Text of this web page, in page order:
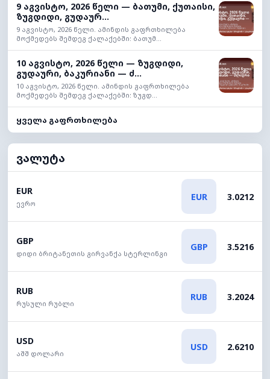
9 აგვისტო, 2026 წელი — ბათუმი, ქუთაისი,
ზუგდიდი, გუდაურ...
9 აგვისტო, 2026 წელი. ამინდის გაფრთხილება
მოქმედებს შემდეგ ქალაქებში: ბათუმ...
10 აგვისტო, 2026 წელი — ზუგდიდი,
გუდაური, ბაკურიანი — ძ...
10 აგვისტო, 2026 წელი. ამინდის გაფრთხილება
მოქმედებს შემდეგ ქალაქებში: ზუგდ...
ყველა გაფრთხილება
ვალუტა
EUR
ევრო
EUR 3.0212
GBP
დიდი ბრიტანეთის გირვანქა სტერლინგი
GBP 3.5216
RUB
რუსული რუბლი
RUB 3.2024
USD
აშშ დოლარი
USD 2.6210